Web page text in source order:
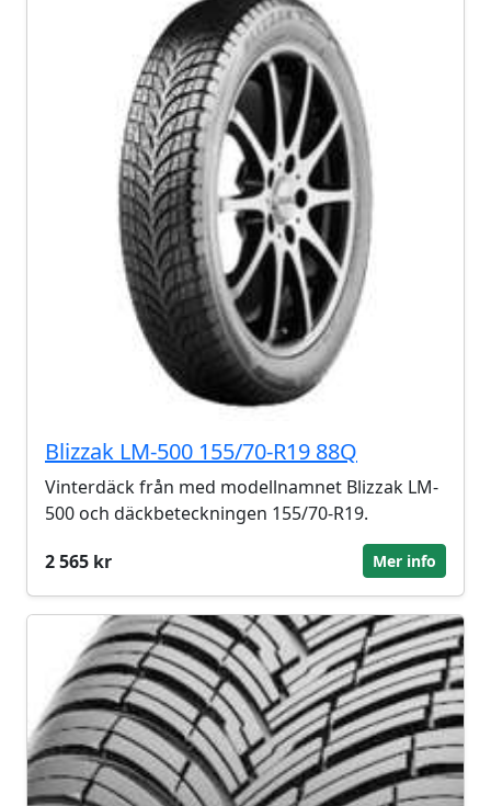
Blizzak LM-500 155/70-R19 88Q
Vinterdäck från med modellnamnet Blizzak LM-
500 och däckbeteckningen 155/70-R19.
2 565 kr
Mer info